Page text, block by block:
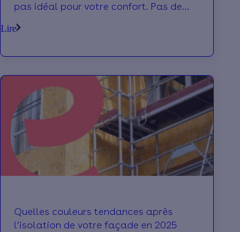
pas idéal pour votre confort. Pas de
phénomène arrive et comment y
Lire
Quelles couleurs tendances après
l’isolation de votre façade en 2025